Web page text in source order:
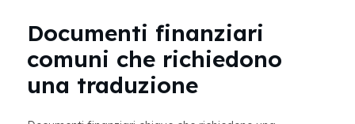
Documenti finanziari
comuni che richiedono
una traduzione